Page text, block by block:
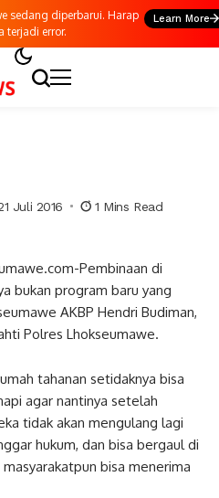
sedang diperbarui. Harap
terjadi error.
Learn More
Juli 2016 1 Mins Read
Pembinaan di
bukan program baru yang
AKBP Hendri Budiman,
Polres Lhokseumawe.
tahanan setidaknya bisa
agar nantinya setelah
tidak akan mengulang lagi
hukum, dan bisa bergaul di
bisa menerima